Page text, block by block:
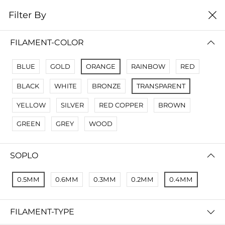
0
No Results
Not Found Filters1
Not Found Filters2
Filter By
FILAMENT-COLOR
BLUE GOLD ORANGE RAINBOW RED
BLACK WHITE BRONZE TRANSPARENT
YELLOW SILVER RED COPPER BROWN
GREEN GREY WOOD
SOPLO
0.5ММ 0.6ММ 0.3ММ 0.2ММ 0.4ММ
FILAMENT-TYPE